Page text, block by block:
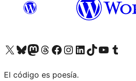
Visita nuestra cuenta de X (anteriormente Twitter)
Visita nuestra cuenta de Bluesky
Visita nuestra cuenta de Mastodon
Visita nuestra cuenta de Threads
Visita nuestra página de Facebook
Visita nuestra cuenta de Instagram
Visita nuestra cuenta de LinkedIn
Visita nuestra cuenta de TikTok
Visita nuestro canal de
Visita nuestra cuenta
El código es poesía.